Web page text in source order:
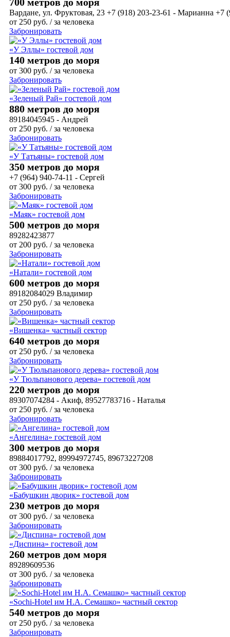
Вардане, ул. Фруктовая, 23 +7 (918) 203-23-61 - Марианна +7
от 250 руб. / за человека
Забронировать
«У Эллы» гостевой дом
140 метров до моря
от 300 руб. / за человека
Забронировать
«Зеленый Рай» гостевой дом
880 метров до моря
89184045945 - Андрей
от 250 руб. / за человека
Забронировать
«У Татьяны» гостевой дом
350 метров до моря
+7 (964) 940-74-11 - Сергей
от 300 руб. / за человека
Забронировать
«Маяк» гостевой дом
500 метров до моря
89282423877
от 200 руб. / за человека
Забронировать
«Натали» гостевой дом
600 метров до моря
89182084029 Владимир
от 250 руб. / за человека
Забронировать
«Вишенка» частный сектор
640 метров до моря
от 250 руб. / за человека
Забронировать
«У Тюльпанового дерева» гостевой дом
220 метров до моря
89307074284 - Акиф, 89527783716 - Наталья
от 250 руб. / за человека
Забронировать
«Ангелина» гостевой дом
300 метров до моря
89884017792, 89994972745, 89673227208
от 300 руб. / за человека
Забронировать
«Бабушкин дворик» гостевой дом
230 метров до моря
от 300 руб. / за человека
Забронировать
«Диспина» гостевой дом
260 метров дом моря
89289609536
от 300 руб. / за человека
Забронировать
«Sochi-Hotel им Н.А. Семашко» частный сектор
540 метров до моря
от 250 руб. / за человека
Забронировать